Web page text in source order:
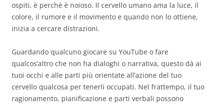
ospiti, è perché è noioso. Il cervello umano ama la luce, il
colore, il rumore e il movimento e quando non lo ottiene,
inizia a cercare distrazioni.
Guardando qualcuno giocare su YouTube o fare
qualcos’altro che non ha dialoghi o narrativa, questo dà ai
tuoi occhi e alle parti più orientate all’azione del tuo
cervello qualcosa per tenerli occupati. Nel frattempo, il tuo
ragionamento, pianificazione e parti verbali possono